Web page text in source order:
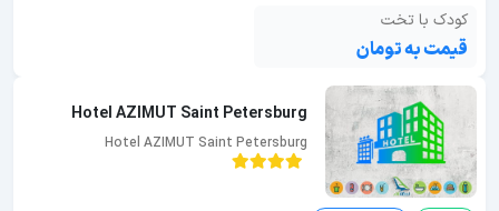
کودک با تخت
قیمت به تومان
Hotel AZIMUT Saint Petersburg
Hotel AZIMUT Saint Petersburg